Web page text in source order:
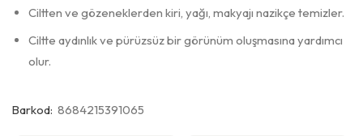
Ciltten ve gözeneklerden kiri, yağı, makyajı nazikçe temizler.
Ciltte aydınlık ve pürüzsüz bir görünüm oluşmasına yardımcı
olur.
Barkod: 8684215391065